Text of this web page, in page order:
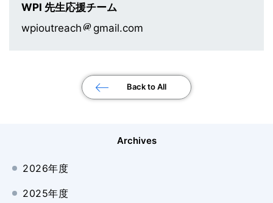
WPI 先生応援チーム
wpioutreach
gmail.com
Back to All
Archives
2026年度
2025年度